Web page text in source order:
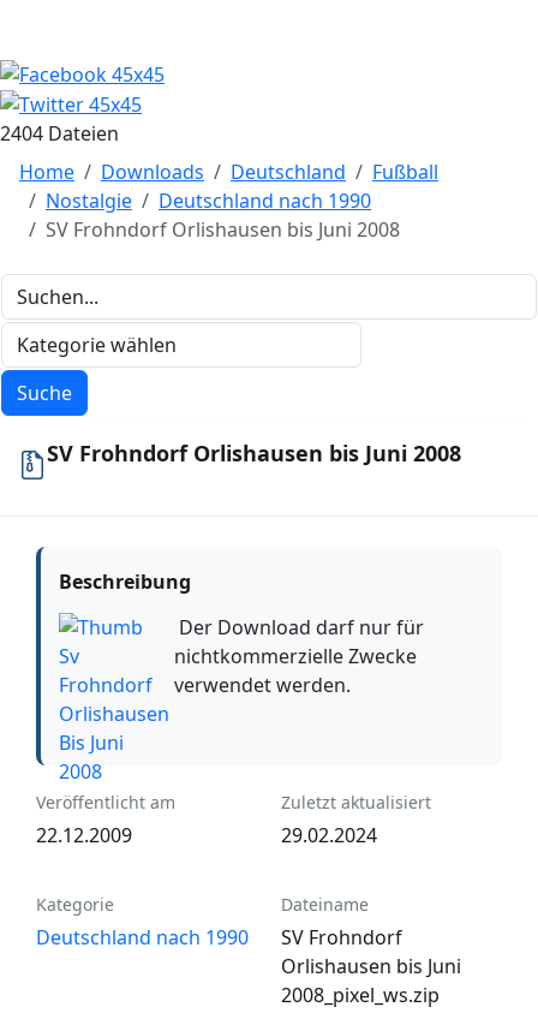
2404 Dateien
Home
Downloads Deutschland
Fußball
Nostalgie
Deutschland nach 1990
SV Frohndorf Orlishausen bis Juni 2008
SV Frohndorf Orlishausen bis Juni 2008
Beschreibung
Der Download darf nur für
nichtkommerzielle Zwecke
verwendet werden.
Veröffentlicht am
22.12.2009
Zuletzt aktualisiert
29.02.2024
Kategorie
Deutschland nach 1990
Dateiname
SV Frohndorf
Orlishausen bis Juni
2008_pixel_ws.zip